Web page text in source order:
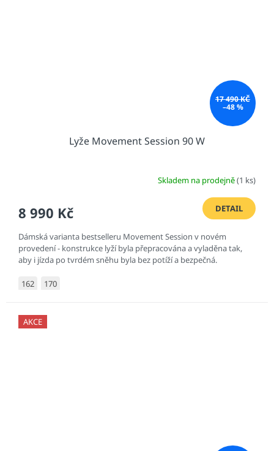
17 490 KČ
–48 %
Lyže Movement Session 90 W
Skladem na prodejně(1 ks)
8 990 Kč DETAIL
Dámská varianta bestselleru Movement Session v novém
provedení - konstrukce lyží byla přepracována a vyladěna tak,
aby i jízda po tvrdém sněhu byla bez potíží a bezpečná.
162 170
AKCE